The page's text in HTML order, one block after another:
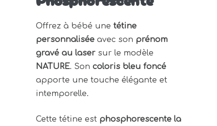
Offrez à bébé une tétine
personnalisée avec son prénom
gravé au laser sur le modèle
NATURE. Son coloris bleu foncé
apporte une touche élégante et
intemporelle.
Cette tétine est phosphorescente la